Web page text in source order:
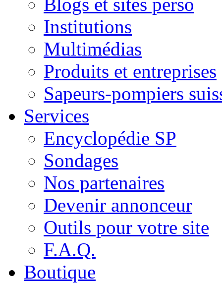
Institutions
Multimédias
Produits et entreprises
Sapeurs-pompiers
Services
Encyclopédie SP
Sondages
Nos partenaires
Devenir annonceur
Outils pour votre site
F.A.Q.
Boutique